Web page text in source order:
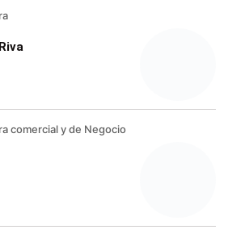
comercial y de Negocio